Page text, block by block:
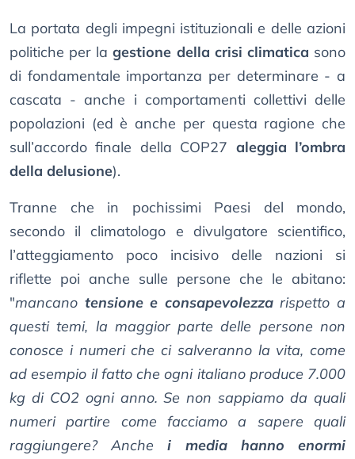
La portata degli impegni istituzionali e delle azioni
politiche per lagestione della crisi climatica sono
di fondamentale importanza per determinare - a
cascata - anche i comportamenti collettivi delle
popolazioni (ed è anche per questa ragione che
sull’accordo finale della COP27 aleggia l’ombra
della delusione).
Tranne che in pochissimi Paesi del mondo,
secondo il climatologo e divulgatore scientifico,
l’atteggiamento poco incisivo delle nazioni si
riflette poi anche sulle persone che le abitano:
"mancano tensione e consapevolezzarispetto a
questi temi, la maggior parte delle persone non
conosce i numeri che ci salveranno la vita, come
ad esempio il fatto che ogni italiano produce 7.000
kg di CO2 ogni anno. Se non sappiamo da quali
numeri partire come facciamo a sapere quali
raggiungere? Anchei media hanno enormi